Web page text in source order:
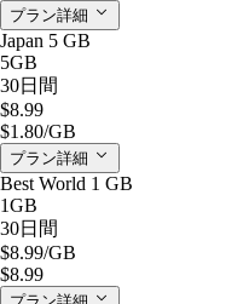
プラン詳細
Japan 5 GB
5GB
30日間
$8.99
$1.80/GB
プラン詳細
Best World 1 GB
1GB
30日間
$8.99/GB
$8.99